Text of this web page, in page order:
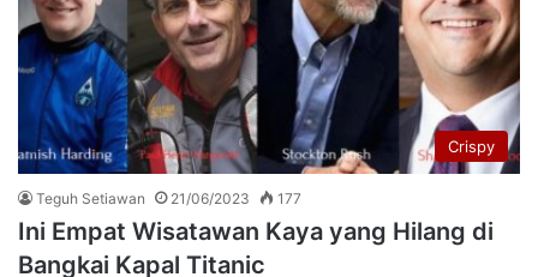
Crispy
Teguh Setiawan 21/06/2023 177
Ini Empat Wisatawan Kaya yang Hilang di
Bangkai Kapal Titanic